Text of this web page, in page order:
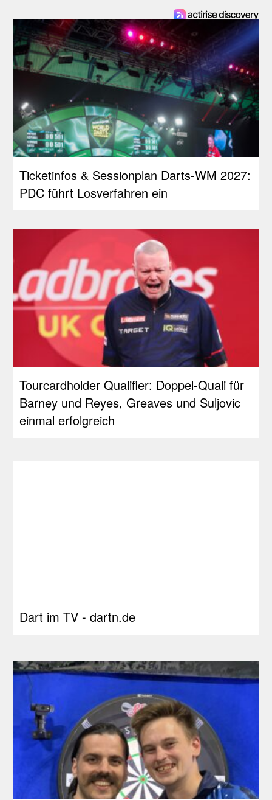
Ticketinfos & Sessionplan Darts-WM 2027:
PDC führt Losverfahren ein
Tourcardholder Qualifier: Doppel-Quali für
Barney und Reyes, Greaves und Suljovic
einmal erfolgreich
Dart im TV - dartn.de